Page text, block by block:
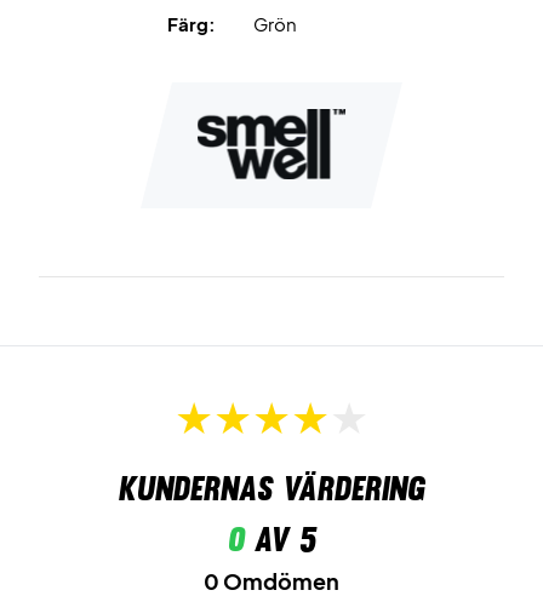
Färg:
Grön
Kundernas värdering
0av 5
0 Omdömen